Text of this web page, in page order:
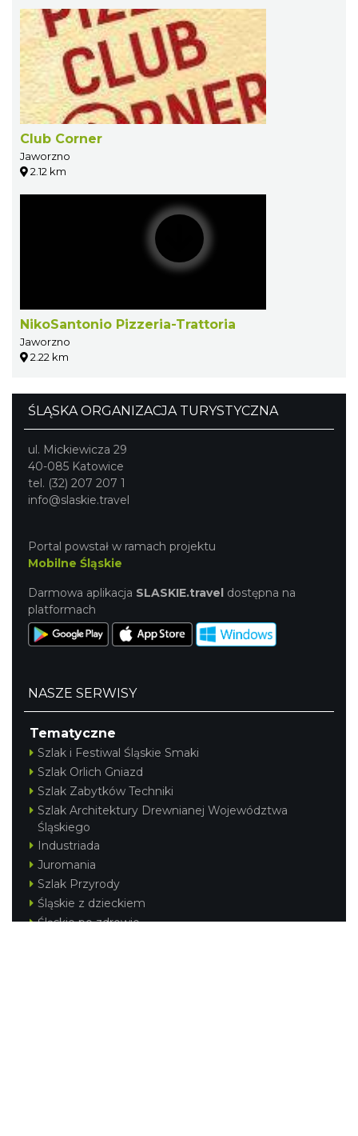
Club Corner
Jaworzno
2.12 km
NikoSantonio Pizzeria-Trattoria
Jaworzno
2.22 km
ŚLĄSKA ORGANIZACJA TURYSTYCZNA
ul. Mickiewicza 29
40-085 Katowice
tel. (32) 207 207 1
info@slaskie.travel
Portal powstał w ramach projektu
Mobilne Śląskie
Darmowa aplikacja SLASKIE.travel dostępna na
platformach
NASZE SERWISY
Tematyczne
Szlak i Festiwal Śląskie Smaki
Szlak Orlich Gniazd
Szlak Zabytków Techniki
Szlak Architektury Drewnianej Województwa
Śląskiego
Industriada
Juromania
Szlak Przyrody
Śląskie z dzieckiem
Śląskie po zdrowie